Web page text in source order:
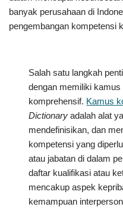
banyak perusahaan di
pengembangan kompetensi
Salah satu langkah
dengan memiliki
komprehensif. Kamus
Dictionary adalah alat
mendefinisikan, dan
kompetensi yang
atau jabatan di dalam
daftar kualifikasi atau
mencakup aspek
kemampuan